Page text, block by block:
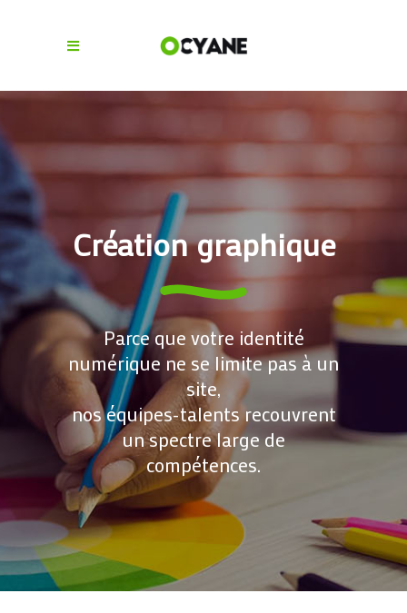
Création graphique
Parce que votre identité
numérique ne se limite pas à un
site,
nos équipes-talents recouvrent
un spectre large de
compétences.